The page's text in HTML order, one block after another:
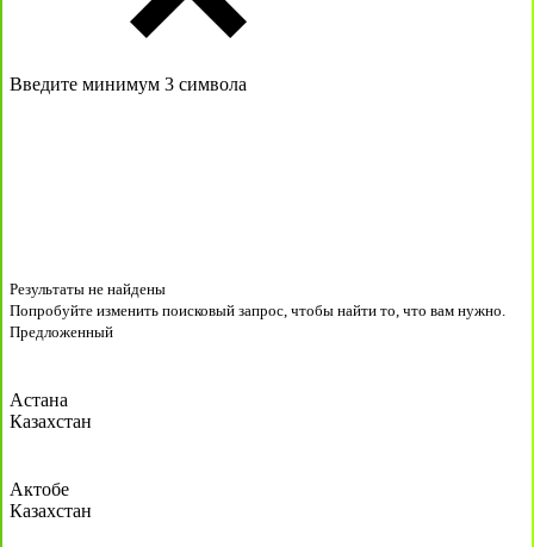
Введите минимум 3 символа
Результаты не найдены
Попробуйте изменить поисковый запрос, чтобы найти то, что вам нужно.
Предложенный
Астана
Казахстан
Актобе
Казахстан